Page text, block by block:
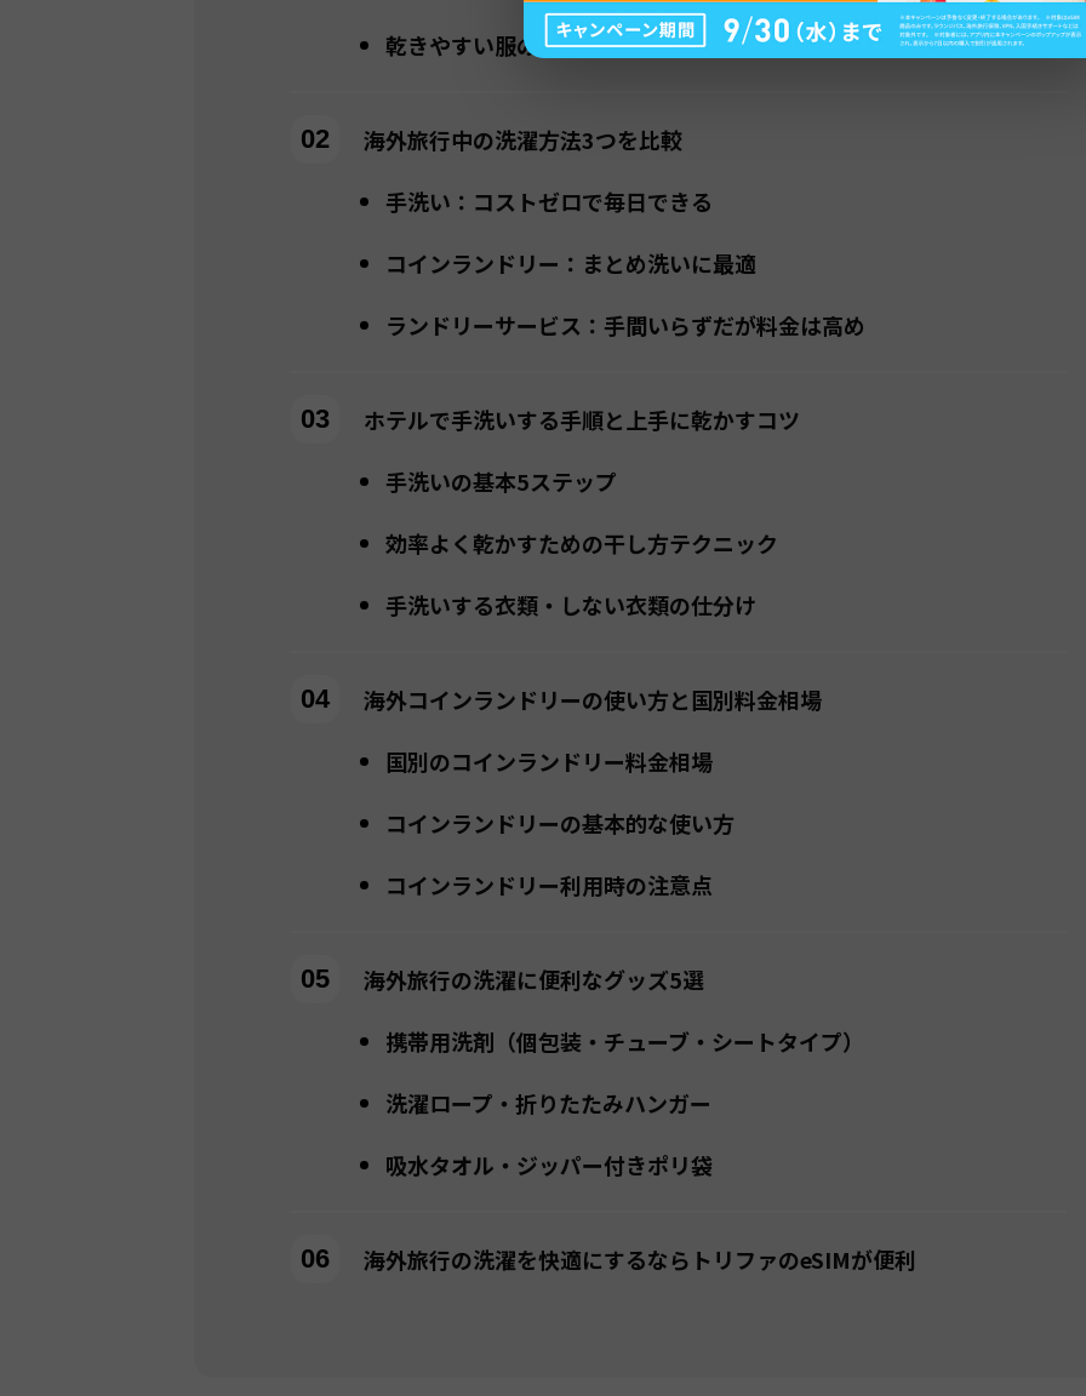
乾きやすい服の素材を選ぶ
海外旅行中の洗濯方法3つを比較
手洗い：コストゼロで毎日できる
コインランドリー：まとめ洗いに最適
ランドリーサービス：手間いらずだが料金は高め
ホテルで手洗いする手順と上手に乾かすコツ
手洗いの基本5ステップ
効率よく乾かすための干し方テクニック
手洗いする衣類・しない衣類の仕分け
海外コインランドリーの使い方と国別料金相場
国別のコインランドリー料金相場
コインランドリーの基本的な使い方
コインランドリー利用時の注意点
海外旅行の洗濯に便利なグッズ5選
携帯用洗剤（個包装・チューブ・シートタイプ）
洗濯ロープ・折りたたみハンガー
吸水タオル・ジッパー付きポリ袋
海外旅行の洗濯を快適にするならトリファのeSIMが便利